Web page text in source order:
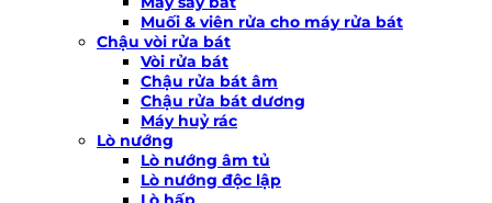
Muối & viên rửa cho máy rửa bát
Chậu vòi rửa bát
Vòi rửa bát
Chậu rửa bát âm
Chậu rửa bát dương
Máy huỷ rác
Lò nướng
Lò nướng âm tủ
Lò nướng độc lập